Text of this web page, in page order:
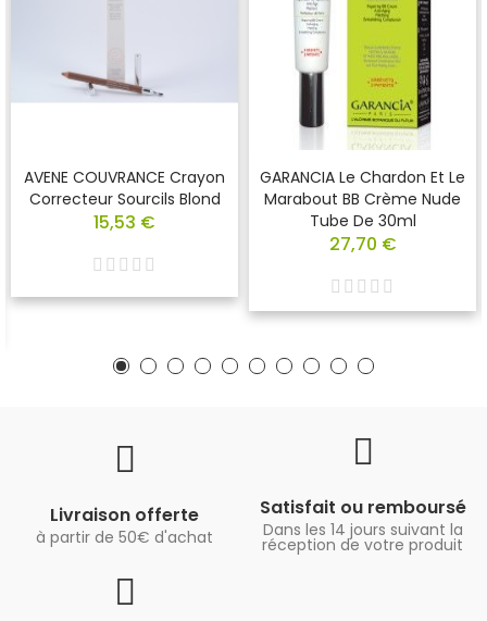
AVENE COUVRANCE Crayon
Correcteur Sourcils Blond
15,53 €
GARANCIA Le Chardon Et Le
Marabout BB Crème Nude
Tube De 30ml
27,70 €
Livraison offerte
à partir de 50€ d'achat
Satisfait ou remboursé
Dans les 14 jours suivant la
réception de votre produit